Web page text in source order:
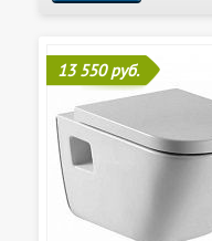
13 550 руб.